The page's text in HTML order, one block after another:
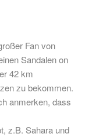
Fan von
Sandalen on
42 km
zu bekommen.
anmerken, dass
z.B. Sahara und